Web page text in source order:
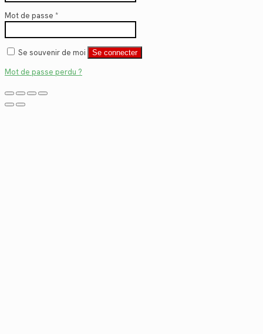
Mot de passe *
Se souvenir de moi Se connecter
Mot de passe perdu ?